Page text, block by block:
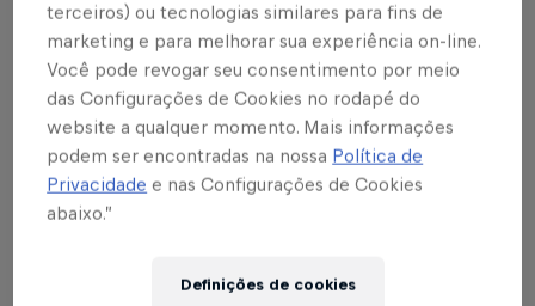
Nos pênaltis, Garotos
do Massa Bruta
perdem para a
Ferroviária e encerram
participação no
Paulistão Sub-20
terceiros) ou tecnologias similares para fins de
marketing e para melhorar sua experiência on-line.
Você pode revogar seu consentimento por meio
das Configurações de Cookies no rodapé do
website a qualquer momento. Mais informações
podem ser encontradas na nossa Política de
Privacidade e nas Configurações de Cookies
abaixo.”
Definições de cookies